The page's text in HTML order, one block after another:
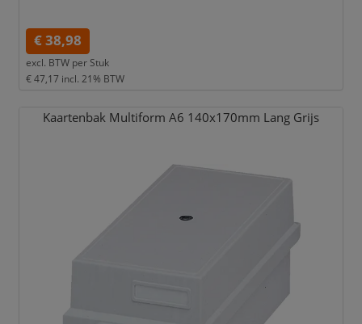
€ 38,98
excl. BTW per Stuk
€ 47,17 incl. 21% BTW
Kaartenbak Multiform A6 140x170mm Lang Grijs